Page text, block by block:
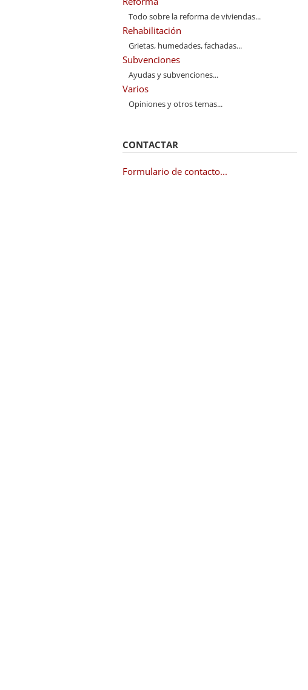
Todo sobre la reforma de viviendas...
Rehabilitación
Grietas, humedades, fachadas...
Subvenciones
Ayudas y subvenciones...
Varios
Opiniones y otros temas...
CONTACTAR
Formulario de contacto...